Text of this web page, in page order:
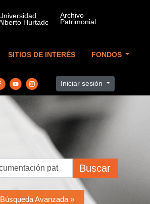
SITIOS DE INTERÉS FONDOS
Iniciar sesión
Buscar
Búsqueda Avanzada »